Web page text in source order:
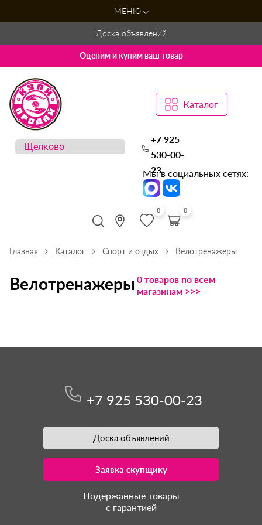
МЕНЮ
Доска объявлений
Оценим и купим ваш товар
Каталог
+7 925
530-00-
23
Мы в социальных сетях:
0 0
Главная Каталог Спорт и отдых Велотренажеры
Велотренажеры 0 товаров по всем
магазинам >>>
+7 925 530-00-23
Доска объявлений
Заявка скупщику
Подержанные товары
с гарантией